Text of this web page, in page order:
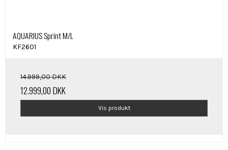
AQUARIUS Sprint M/L
KF2601
14.999,00 DKK
12.999,00 DKK
Vis produkt